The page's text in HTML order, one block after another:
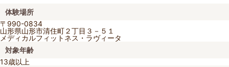
体験場所
〒990-0834
山形県山形市清住町２丁目３－５１
メディカルフィットネス・ラヴィータ
対象年齢
13歳以上